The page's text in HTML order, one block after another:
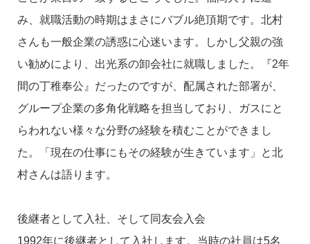
み、就職活動の時期はまさにバブル絶頂期です。北村
さんも一般企業の誘惑に心迷います。しかし父親の強
い勧めにより、出光系の卸会社に就職しました。『2年
間の丁稚奉公』だったのですが、配属された部署が、
グループ企業の多角化戦略を担当しており、ガスにと
らわれない様々な分野の経験を積むことができまし
た。「現在の仕事にもその経験が生きています」と北
村さんは語ります。
後継者として入社、そして同友会入会
1992年に後継者として入社します。当時の社員は5名